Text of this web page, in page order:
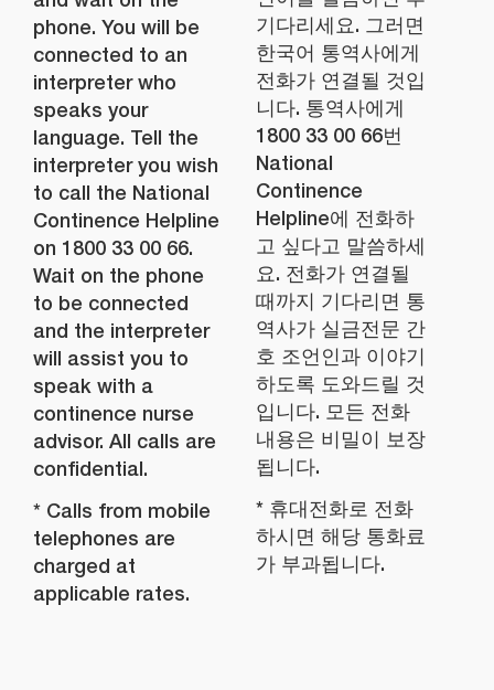
phone. You will be
connected to an
interpreter who
speaks your
language. Tell the
interpreter you wish
to call the National
Continence Helpline
on 1800 33 00 66.
Wait on the phone
to be connected
and the interpreter
will assist you to
speak with a
continence nurse
advisor. All calls are
confidential.
* Calls from mobile
telephones are
charged at
applicable rates.
기다리세요. 그러면
한국어 통역사에게
전화가 연결될 것입
니다. 통역사에게
1800 33 00 66번
National
Continence
Helpline에 전화하
고 싶다고 말씀하세
요. 전화가 연결될
때까지 기다리면 통
역사가 실금전문 간
호 조언인과 이야기
하도록 도와드릴 것
입니다. 모든 전화
내용은 비밀이 보장
됩니다.
* 휴대전화로 전화
하시면 해당 통화료
가 부과됩니다.